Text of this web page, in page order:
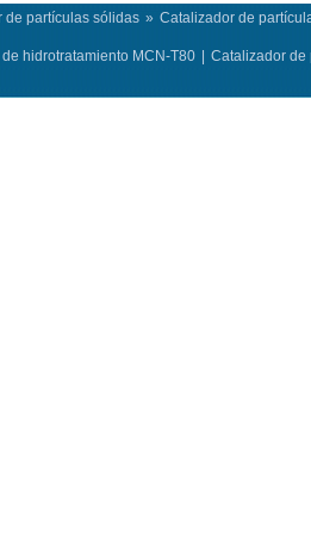
de partículas sólidas » Catalizador de
hidrotratamiento MCN-T80
Catalizador de